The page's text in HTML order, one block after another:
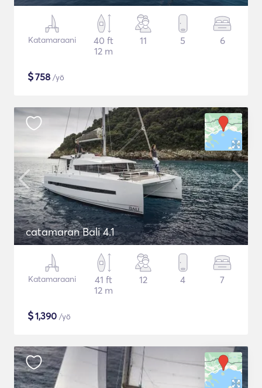
Katamaraani
40 ft
12 m
11 5 6
$758 /yö
catamaran Bali 4.1
Katamaraani
41 ft
12 m
12 4 7
$1,390 /yö